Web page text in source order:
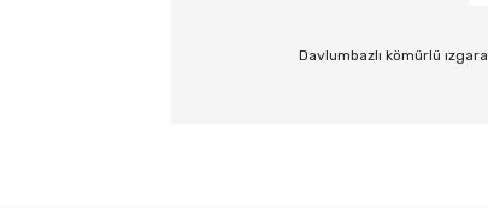
Davlumbazlı kömürlü ızgara